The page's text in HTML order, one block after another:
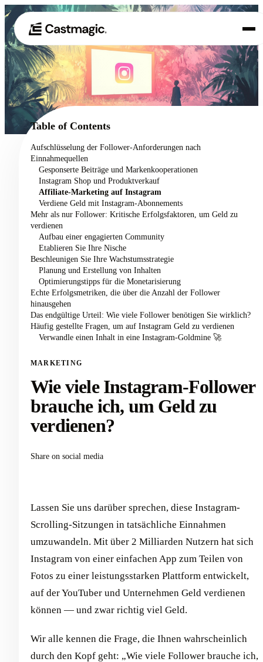
01 Produkt
Anwendungsfälle
Preisgestaltung
Über uns
Table of Contents
Aufschlüsselung der Follower-Anforderungen nach
Einnahmequellen
Gesponserte Beiträge und Markenkooperationen
Instagram Shop und Produktverkauf
Affiliate-Marketing auf Instagram
Verdiene Geld mit Instagram-Abonnements
Mehr als nur Follower: Kritische Erfolgsfaktoren, um Geld zu
verdienen
Aufbau einer engagierten Community
Etablieren Sie Ihre Nische
Beschleunigen Sie Ihre Wachstumsstrategie
Planung und Erstellung von Inhalten
Optimierungstipps für die Monetarisierung
Echte Erfolgsmetriken, die über die Anzahl der Follower
hinausgehen
Das endgültige Urteil: Wie viele Follower benötigen Sie wirklich?
Häufig gestellte Fragen, um auf Instagram Geld zu verdienen
Verwandle einen Inhalt in eine Instagram-Goldmine 🚀
MARKETING
Wie viele Instagram-Follower
brauche ich, um Geld zu
verdienen?
Share on social media
Lassen Sie uns darüber sprechen, diese Instagram-
Scrolling-Sitzungen in tatsächliche Einnahmen
umzuwandeln. Mit über 2 Milliarden Nutzern hat sich
Instagram von einer einfachen App zum Teilen von
Fotos zu einer leistungsstarken Plattform entwickelt,
auf der YouTuber und Unternehmen Geld verdienen
können — und zwar richtig viel Geld.
Wir alle kennen die Frage, die Ihnen wahrscheinlich
durch den Kopf geht: „Wie viele Follower brauche ich,